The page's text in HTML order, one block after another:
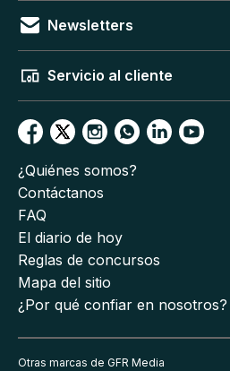
Newsletters
Servicio al cliente
¿Quiénes somos?
Contáctanos
FAQ
El diario de hoy
Reglas de concursos
Mapa del sitio
¿Por qué confiar en nosotros?
Otras marcas de GFR Media